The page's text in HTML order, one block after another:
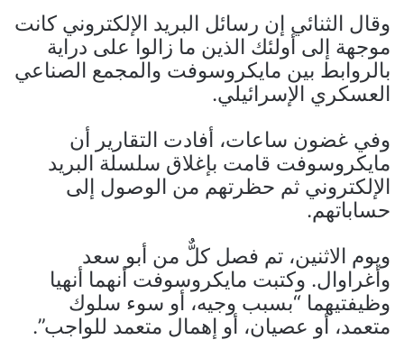
وقال الثنائي إن رسائل البريد الإلكتروني كانت
موجهة إلى أولئك الذين ما زالوا على دراية
بالروابط بين مايكروسوفت والمجمع الصناعي
العسكري الإسرائيلي.
وفي غضون ساعات، أفادت التقارير أن
مايكروسوفت قامت بإغلاق سلسلة البريد
الإلكتروني ثم حظرتهم من الوصول إلى
حساباتهم.
ويوم الاثنين، تم فصل كلٌّ من أبو سعد
وأغراوال. وكتبت مايكروسوفت أنهما أنهيا
وظيفتيهما “بسبب وجيه، أو سوء سلوك
متعمد، أو عصيان، أو إهمال متعمد للواجب”.